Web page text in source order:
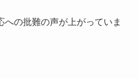
への批難の声が上がっていま